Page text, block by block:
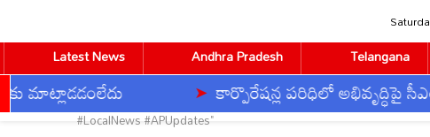
Latest News Andhra Pradesh Telangana
కార్పొరేషన్ల పరిధిలో అభివృద్ధిపై సీఎం
Home
Posts tagged with "#Indrakeeladri
#LocalNews #APUpdates"